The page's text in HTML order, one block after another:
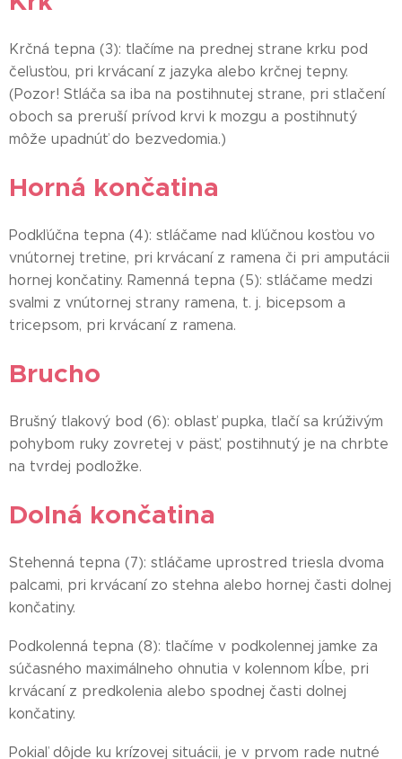
Krčná tepna (3): tlačíme na prednej strane krku pod
čeľusťou, pri krvácaní z jazyka alebo krčnej tepny.
(Pozor! Stláča sa iba na postihnutej strane, pri stlačení
oboch sa preruší prívod krvi k mozgu a postihnutý
môže upadnúť do bezvedomia.)
Horná končatina
Podkľúčna tepna (4): stláčame nad kľúčnou kosťou vo
vnútornej tretine, pri krvácaní z ramena či pri amputácii
hornej končatiny. Ramenná tepna (5): stláčame medzi
svalmi z vnútornej strany ramena, t. j. bicepsom a
tricepsom, pri krvácaní z ramena.
Brucho
Brušný tlakový bod (6): oblasť pupka, tlačí sa krúživým
pohybom ruky zovretej v päsť, postihnutý je na chrbte
na tvrdej podložke.
Dolná končatina
Stehenná tepna (7): stláčame uprostred triesla dvoma
palcami, pri krvácaní zo stehna alebo hornej časti dolnej
končatiny.
Podkolenná tepna (8): tlačíme v podkolennej jamke za
súčasného maximálneho ohnutia v kolennom kĺbe, pri
krvácaní z predkolenia alebo spodnej časti dolnej
končatiny.
Pokiaľ dôjde ku krízovej situácii, je v prvom rade nutné